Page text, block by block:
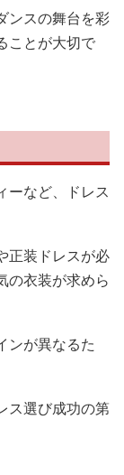
ンスの舞台を彩
ことが大切で
ーなど、ドレス
正装ドレスが必
の衣装が求めら
ンが異なるた
ス選び成功の第